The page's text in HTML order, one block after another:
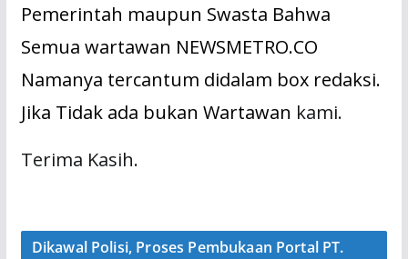
Pemerintah maupun Swasta Bahwa
Semua wartawan NEWSMETRO.CO
Namanya tercantum didalam box redaksi.
Jika Tidak ada bukan Wartawan kami.
Terima Kasih.
Dikawal Polisi, Proses Pembukaan Portal PT.